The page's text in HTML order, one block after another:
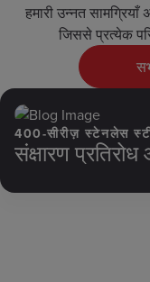
हमारी उन्नत
जिससे प्रत्येक
400-सीरीज़ स्टेनलेस
संक्षारण